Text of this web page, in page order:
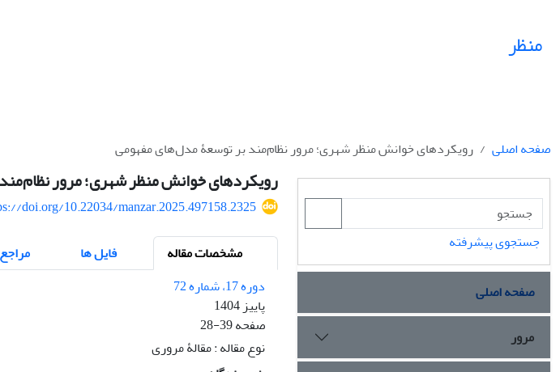
منظر
صفحه اصلی رویکردهای خوانش منظر شهری؛ مرور نظام‌‌مند بر توسعۀ مدل‌های مفهومی
رویکردهای خوانش منظر شهری؛ مرور
doi.org/10.22034/manzar.2025.497158.2325
مشخصات مقاله
فایل ها مراجع
دوره 17، شماره 72
پاییز 1404
صفحه28-39
نوع مقاله : مقالۀ مروری
جستجوی پیشرفته
صفحه اصلی
مرور